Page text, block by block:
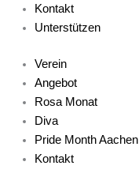
Kontakt
Unterstützen
Verein
Angebot
Rosa Monat
Diva
Pride Month Aachen
Kontakt